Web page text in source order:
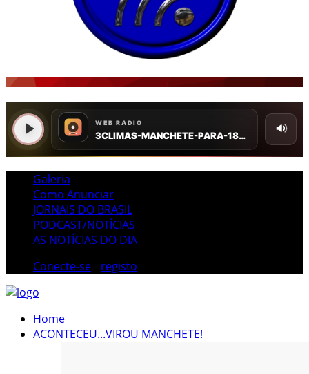
Galeria
Como Anunciar
JORNAIS DO BRASIL
PODCAST/NOTÍCIAS
AS NOTÍCIAS DO DIA
Conecte-se
registo
Home
ACONTECEU...VIROU MANCHETE!